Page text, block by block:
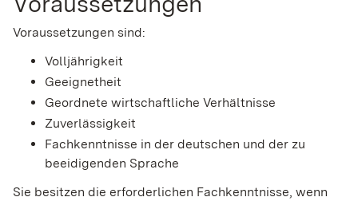
Voraussetzungen sind:
Volljährigkeit
Geeignetheit
Geordnete wirtschaftliche Verhältnisse
Zuverlässigkeit
Fachkenntnisse in der deutschen und der zu
beeidigenden Sprache
Sie besitzen die erforderlichen Fachkenntnisse, wenn